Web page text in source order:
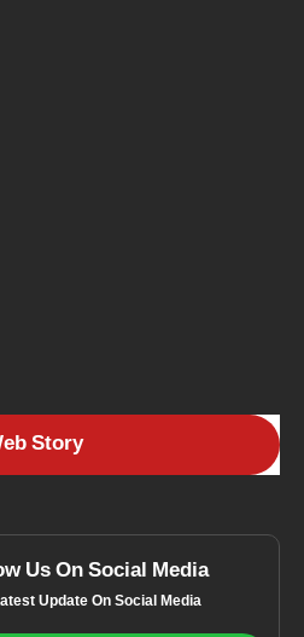
Story
Us On Social Media
Update On Social Media